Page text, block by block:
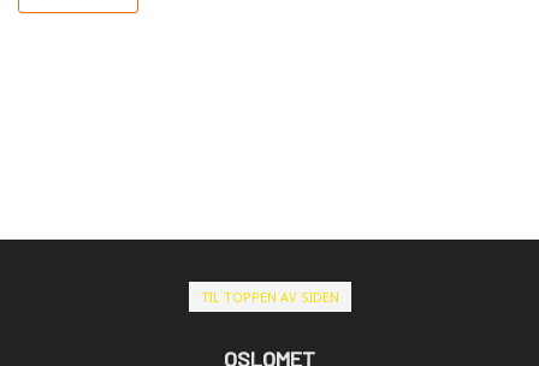
TIL TOPPEN AV SIDEN
OSLOMET